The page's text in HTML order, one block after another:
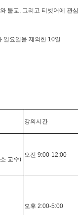
불교, 그리고 티벳어에 관
요일을 제외한 10일
강의시간
교수)
오전 9:00-12:00
오후 2:00-5:00